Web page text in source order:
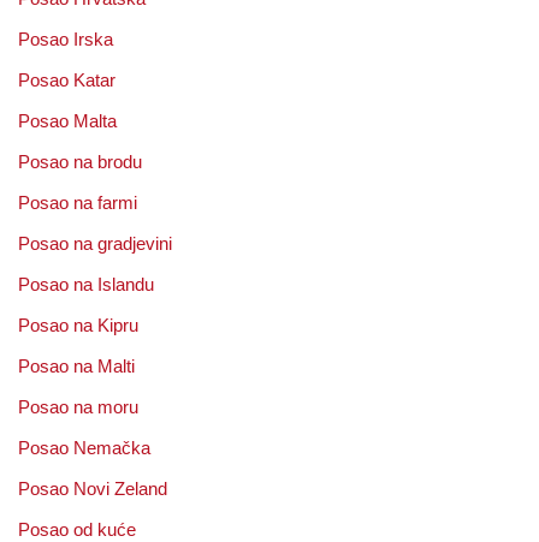
Posao Irska
Posao Katar
Posao Malta
Posao na brodu
Posao na farmi
Posao na gradjevini
Posao na Islandu
Posao na Kipru
Posao na Malti
Posao na moru
Posao Nemačka
Posao Novi Zeland
Posao od kuće